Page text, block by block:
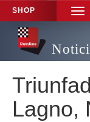
SHOP
Lagno,